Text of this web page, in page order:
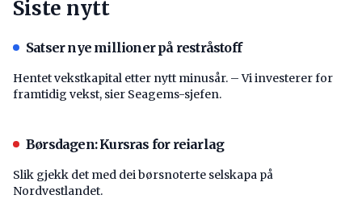
Siste nytt
Satser nye millioner på restråstoff
Hentet vekstkapital etter nytt minusår. – Vi investerer for
framtidig vekst, sier Seagems-sjefen.
Børsdagen: Kursras for reiarlag
Slik gjekk det med dei børsnoterte selskapa på
Nordvestlandet.